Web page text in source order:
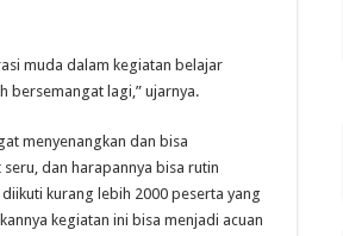
muda dalam kegiatan belajar
bersemangat lagi,” ujarnya.
menyenangkan dan bisa
dan harapannya bisa rutin
kurang lebih 2000 peserta yang
kegiatan ini bisa menjadi acuan